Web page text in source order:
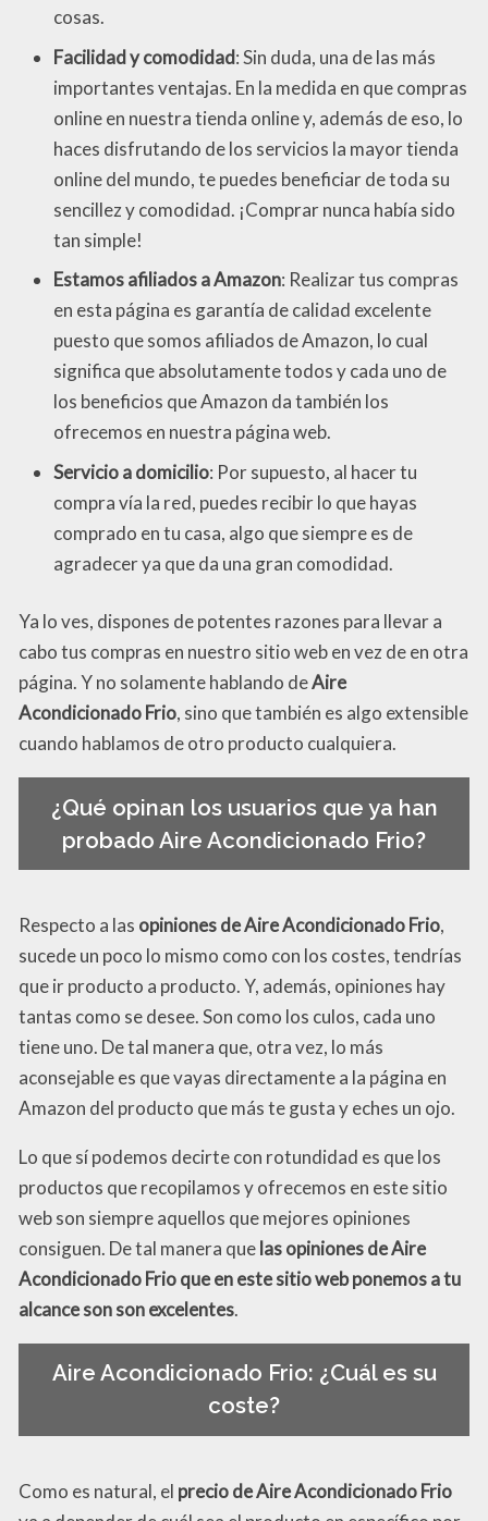
cosas.
Facilidad y comodidad: Sin duda, una de las más
importantes ventajas. En la medida en que compras
online en nuestra tienda online y, además de eso, lo
haces disfrutando de los servicios la mayor tienda
online del mundo, te puedes beneficiar de toda su
sencillez y comodidad. ¡Comprar nunca había sido
tan simple!
Estamos afiliados a Amazon: Realizar tus compras
en esta página es garantía de calidad excelente
puesto que somos afiliados de Amazon, lo cual
significa que absolutamente todos y cada uno de
los beneficios que Amazon da también los
ofrecemos en nuestra página web.
Servicio a domicilio: Por supuesto, al hacer tu
compra vía la red, puedes recibir lo que hayas
comprado en tu casa, algo que siempre es de
agradecer ya que da una gran comodidad.
Ya lo ves, dispones de potentes razones para llevar a
cabo tus compras en nuestro sitio web en vez de en otra
página. Y no solamente hablando deAire
Acondicionado Frio, sino que también es algo extensible
cuando hablamos de otro producto cualquiera.
¿Qué opinan los usuarios que ya han
probado Aire Acondicionado Frio?
Respecto a las opiniones de Aire Acondicionado Frio,
sucede un poco lo mismo como con los costes, tendrías
que ir producto a producto. Y, además, opiniones hay
tantas como se desee. Son como los culos, cada uno
tiene uno. De tal manera que, otra vez, lo más
aconsejable es que vayas directamente a la página en
Amazon del producto que más te gusta y eches un ojo.
Lo que sí podemos decirte con rotundidad es que los
productos que recopilamos y ofrecemos en este sitio
web son siempre aquellos que mejores opiniones
consiguen. De tal manera quelas opiniones de Aire
Acondicionado Frio que en este sitio web ponemos a tu
alcance son son excelentes.
Aire Acondicionado Frio: ¿Cuál es su
coste?
Como es natural, el precio de Aire Acondicionado Frio